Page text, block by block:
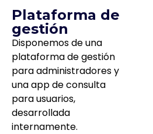
Plataforma de
gestión
Disponemos de una
plataforma de gestión
para administradores y
una app de consulta
para usuarios,
desarrollada
internamente.